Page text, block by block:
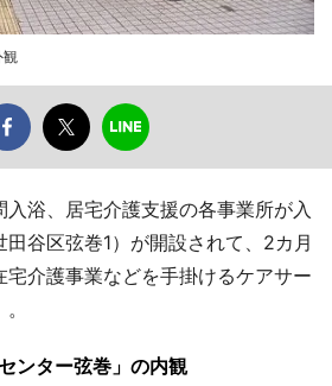
観
浴、居宅介護支援の各事業所が入
谷区弦巻1）が開設されて、2カ月
宅介護事業などを手掛けるケアサー
ンター弦巻」の内観